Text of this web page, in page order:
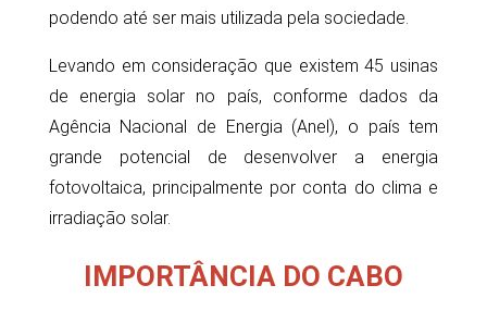
podendo até ser mais utilizada pela sociedade.
Levando em consideração que existem 45 usinas
de energia solar no país, conforme dados da
Agência Nacional de Energia (Anel), o país tem
grande potencial de desenvolver a energia
fotovoltaica, principalmente por conta do clima e
irradiação solar.
IMPORTÂNCIA DO CABO